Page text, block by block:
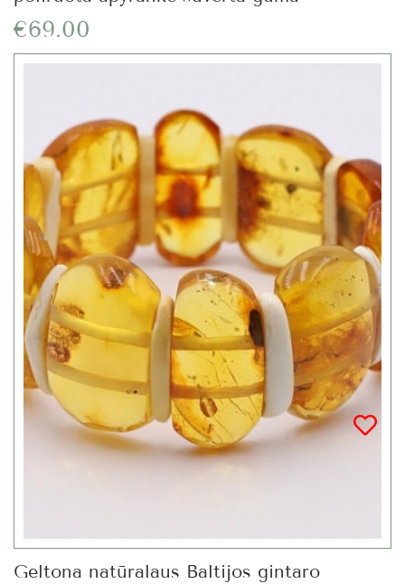
€69.00
Geltona natūralaus Baltijos gintaro